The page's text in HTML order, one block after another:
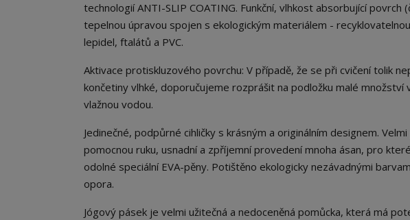
technologií ANTI-SLIP COATING. Funkční, vlhkost absorbující
tepelnou úpravou spojen s ekologickým materiálem -
lepidel, ftalátů a PVC.
Aktivace protiskluzového povrchu: V případě, že se při cvičení tolik
končetiny vlhké, doporučujeme rozprášit na podložku malé množství
vlažnou vodou.
Jedinečné, podpůrné cihličky s krásným a originálním designem.
pomocnou ruku, usnadní a zpříjemní provedení mnoha ásan, pro
odolné speciální EVA-pěny. Potištěno ekologicky nezávadnými
opora.
Jógový pásek je velmi užitečná a nedoceněná pomůcka, která má